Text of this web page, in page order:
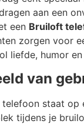
aan een
een Bruiloft
zorgen voor
liefde, humor
van
staat op
tijdens je